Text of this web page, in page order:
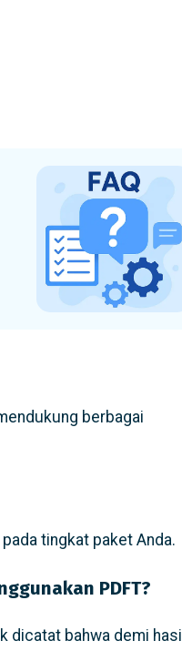
berbagai
tingkat paket Anda.
PDFT?
dicatat bahwa demi hasil